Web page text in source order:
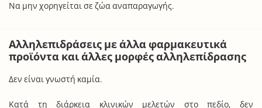
Να μην χορηγείται σε ζώα αναπαραγωγής.
Αλληλεπιδράσεις με άλλα φαρμακευτικά
προϊόντα και άλλες μορφές αλληλεπίδρασης
Δεν είναι γνωστή καμία.
Κατά τη διάρκεια κλινικών μελετών στο πεδίο, δεν